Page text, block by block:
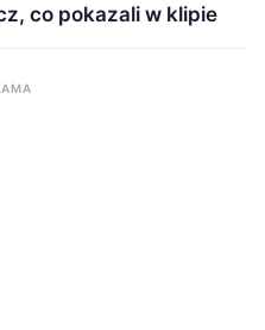
co pokazali w klipie